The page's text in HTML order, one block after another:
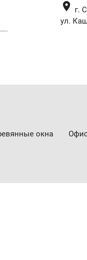
place г.
ул.
окна